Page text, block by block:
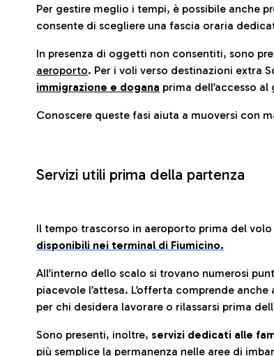
Per gestire meglio i tempi, è possibile anche
consente di scegliere una fascia oraria
In presenza di oggetti non consentiti, sono
aeroporto. Per i voli verso destinazioni extra
immigrazione e dogana prima dell’accesso al
Conoscere queste fasi aiuta a muoversi con
Servizi utili prima della partenza
Il tempo trascorso in aeroporto prima del
disponibili nei terminal di Fiumicino.
All’interno dello scalo si trovano numerosi
piacevole l’attesa. L’offerta comprende
per chi desidera lavorare o rilassarsi prima
Sono presenti, inoltre, servizi dedicati alle
più semplice la permanenza nelle aree di